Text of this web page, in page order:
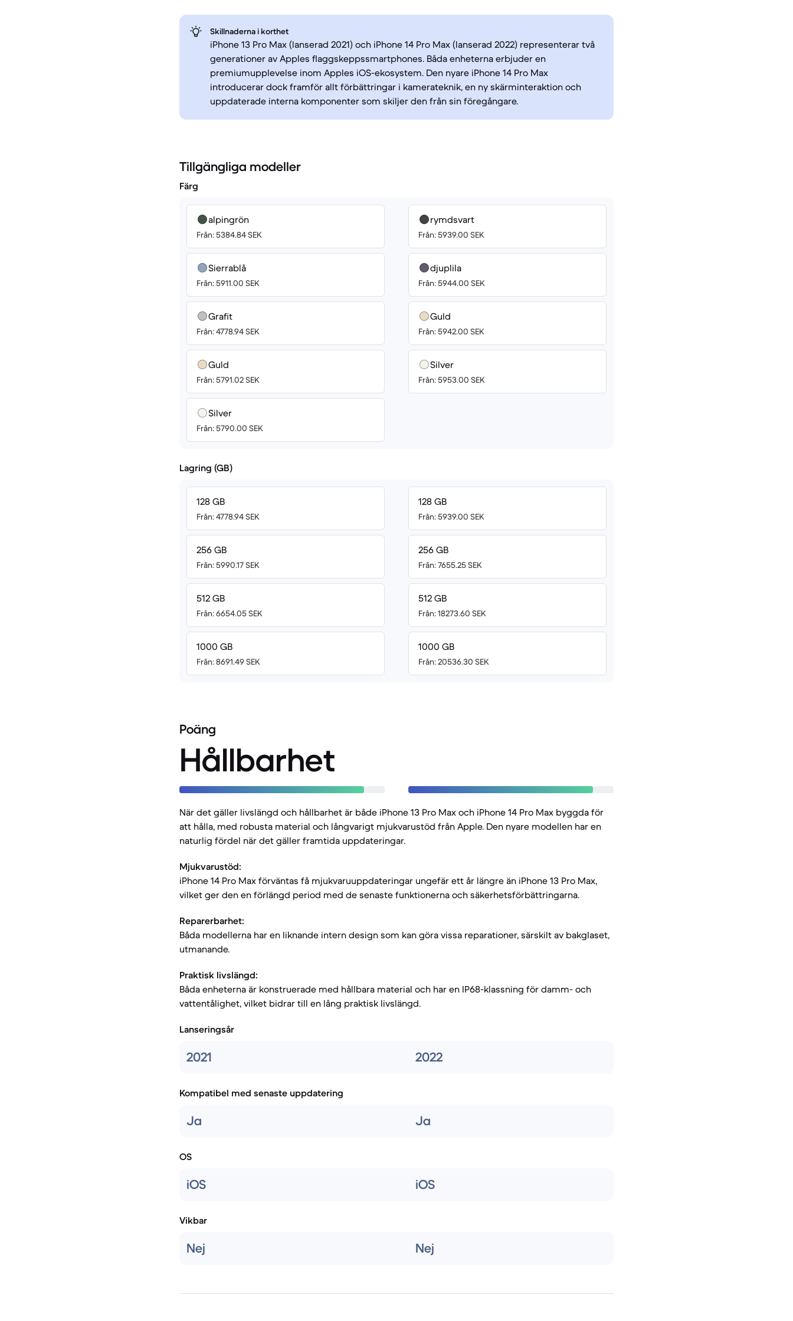
Skillnaderna i korthet
iPhone 13 Pro Max (lanserad 2021) och iPhone 14 Pro Max (lanserad 2022) representerar två
generationer av Apples flaggskeppssmartphones. Båda enheterna erbjuder en
premiumupplevelse inom Apples iOS-ekosystem. Den nyare iPhone 14 Pro Max
introducerar dock framför allt förbättringar i kamerateknik, en ny skärminteraktion och
uppdaterade interna komponenter som skiljer den från sin föregångare.
Tillgängliga modeller
Färg
alpingrön
Från: 5384.84 SEK
Sierrablå
Från: 5911.00 SEK
Grafit
Från: 4778.94 SEK
Guld
Från: 5791.02 SEK
Silver
Från: 5790.00 SEK
rymdsvart
Från: 5939.00 SEK
djuplila
Från: 5944.00 SEK
Guld
Från: 5942.00 SEK
Silver
Från: 5953.00 SEK
Lagring (GB)
128 GB
Från: 4778.94 SEK
256 GB
Från: 5990.17 SEK
512 GB
Från: 6654.05 SEK
1000 GB
Från: 8691.49 SEK
128 GB
Från: 5939.00 SEK
256 GB
Från: 7655.25 SEK
512 GB
Från: 18273.60 SEK
1000 GB
Från: 20536.30 SEK
Poäng
Hållbarhet
När det gäller livslängd och hållbarhet är både iPhone 13 Pro Max och iPhone 14 Pro Max byggda för
att hålla, med robusta material och långvarigt mjukvarustöd från Apple. Den nyare modellen har en
naturlig fördel när det gäller framtida uppdateringar.
Mjukvarustöd:
iPhone 14 Pro Max förväntas få mjukvaruuppdateringar ungefär ett år längre än iPhone 13 Pro Max,
vilket ger den en förlängd period med de senaste funktionerna och säkerhetsförbättringarna.
Reparerbarhet:
Båda modellerna har en liknande intern design som kan göra vissa reparationer, särskilt av bakglaset,
utmanande.
Praktisk livslängd:
Båda enheterna är konstruerade med hållbara material och har en IP68-klassning för damm- och
vattentålighet, vilket bidrar till en lång praktisk livslängd.
Lanseringsår
2021 2022
Kompatibel med senaste uppdatering
Ja Ja
OS
iOS iOS
Vikbar
Nej Nej